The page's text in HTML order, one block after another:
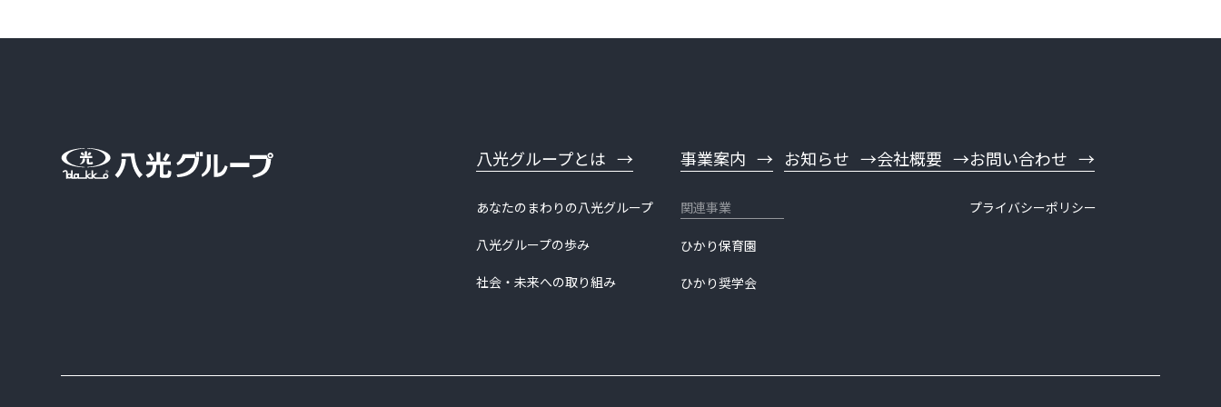
八光グループとは
あなたのまわりの八光グループ
八光グループの歩み
社会・未来への取り組み
事業案内
ひかり保育園
ひかり奨学会
お知らせ 会社概要 お問い合わせ
プライバシーポリシー